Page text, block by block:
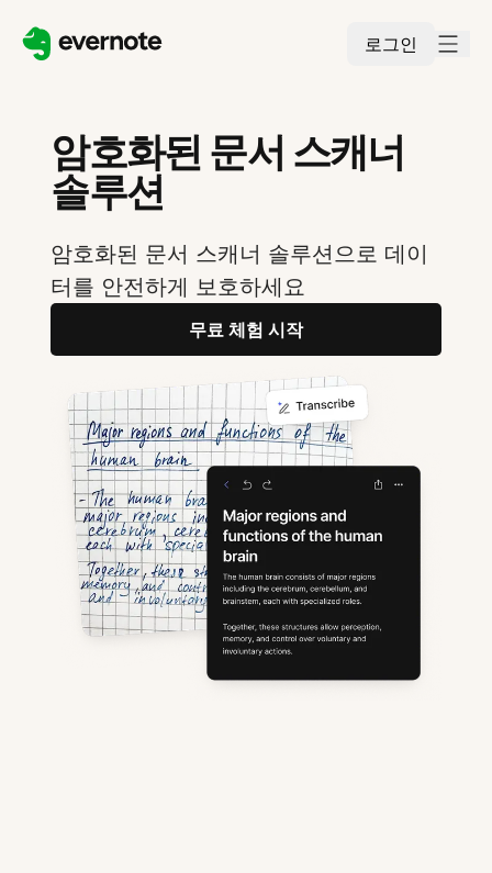
로그인
암호화된 문서 스캐너
솔루션
암호화된 문서 스캐너 솔루션으로 데이
터를 안전하게 보호하세요
무료 체험 시작